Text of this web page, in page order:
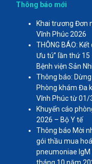
Thông báo mới
Khai trương Đơn
Vĩnh Phúc 2026
THÔNG BÁO:
Ưu tú” lần thứ
Bệnh viện Sản
Thông báo:
Phòng khám Đa
Vĩnh Phúc từ 01/
Khuyến cáo
2026 – Bộ Y tế
Thông báo Mời
gói thầu mua
pneumoniae IgM